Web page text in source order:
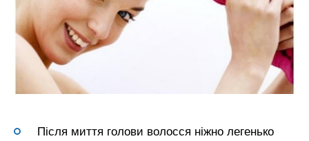
Після миття голови волосся ніжно легенько